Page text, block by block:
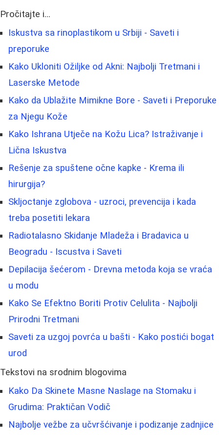
Pročitajte i...
Iskustva sa rinoplastikom u Srbiji - Saveti i
preporuke
Kako Ukloniti Ožiljke od Akni: Najbolji Tretmani i
Laserske Metode
Kako da Ublažite Mimikne Bore - Saveti i Preporuke
za Njegu Kože
Kako Ishrana Utječe na Kožu Lica? Istraživanje i
Lična Iskustva
Rešenje za spuštene očne kapke - Krema ili
hirurgija?
Skljoctanje zglobova - uzroci, prevencija i kada
treba posetiti lekara
Radiotalasno Skidanje Mladeža i Bradavica u
Beogradu - Iscustva i Saveti
Depilacija šećerom - Drevna metoda koja se vraća
u modu
Kako Se Efektno Boriti Protiv Celulita - Najbolji
Prirodni Tretmani
Saveti za uzgoj povrća u bašti - Kako postići bogat
urod
Tekstovi na srodnim blogovima
Kako Da Skinete Masne Naslage na Stomaku i
Grudima: Praktičan Vodič
Najbolje vežbe za učvršćivanje i podizanje zadnjice